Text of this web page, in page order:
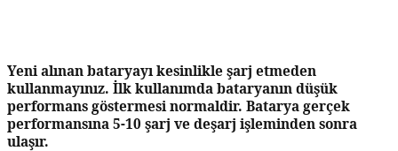
Yeni alınan bataryayı kesinlikle şarj etmeden
kullanmayınız. İlk kullanımda bataryanın düşük
performans göstermesi normaldir. Batarya gerçek
performansına 5-10 şarj ve deşarj işleminden sonra
ulaşır.